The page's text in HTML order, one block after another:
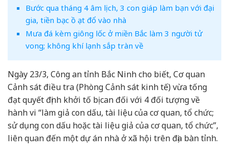
Bước qua tháng 4 âm lịch, 3 con giáp làm bạn với đại
gia, tiền bạc ồ ạt đổ vào nhà
Mưa đá kèm giông lốc ở miền Bắc làm 3 người tử
vong; không khí lạnh sắp tràn về
Ngày 23/3, Công an tỉnh Bắc Ninh cho biết, Cơ quan
Cảnh sát điều tra (Phòng Cảnh sát kinh tế) vừa tống
đạt quyết định khởi tố bị can đối với 4 đối tượng về
hành vi “làm giả con dấu, tài liệu của cơ quan, tổ chức;
sử dụng con dấu hoặc tài liệu giả của cơ quan, tổ chức”,
liên quan đến một dự án nhà ở xã hội trên địa bàn tỉnh.